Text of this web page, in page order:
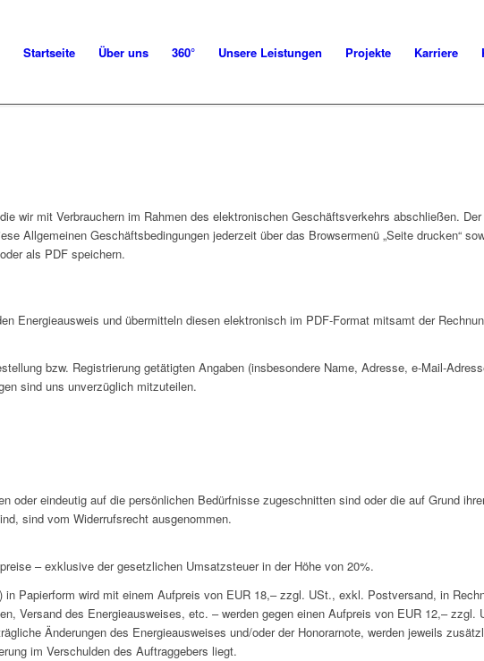
Startseite Über uns 360° Unsere Leistungen Projekte Karriere
wir mit Verbrauchern im Rahmen des elektronischen Geschäftsverkehrs abschließen. Der
Allgemeinen Geschäftsbedingungen jederzeit über das Browsermenü „Seite drucken“
als PDF speichern.
Energieausweis und übermitteln diesen elektronisch im PDF-Format mitsamt der
bzw. Registrierung getätigten Angaben (insbesondere Name, Adresse, e-Mail-
sind uns unverzüglich mitzuteilen.
oder eindeutig auf die persönlichen Bedürfnisse zugeschnitten sind oder die auf Grund
sind vom Widerrufsrecht ausgenommen.
– exklusive der gesetzlichen Umsatzsteuer in der Höhe von 20%.
Papierform wird mit einem Aufpreis von EUR 18,– zzgl. USt., exkl. Postversand, in
Versand des Energieausweises, etc. – werden gegen einen Aufpreis von EUR 12,– zzgl.
Änderungen des Energieausweises und/oder der Honorarnote, werden jeweils
im Verschulden des Auftraggebers liegt.